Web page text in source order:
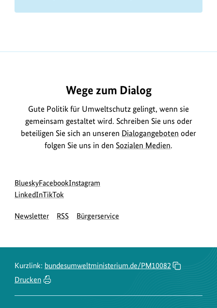
Wege zum Dialog
Gute Politik für Umweltschutz gelingt, wenn sie
gemeinsam gestaltet wird. Schreiben Sie uns oder
beteiligen Sie sich an unseren Dialogangeboten oder
folgen Sie uns in den Sozialen Medien.
Social
Media
Blueskyzur
Bluesky-
des
Facebookzur
des
Instagram
des
LinkedInzur
Seite
zur
Seite
TikTok
Newsletter RSS Bürgerservice
Kurzlink: bundesumweltministerium.de/PM10082
Drucken